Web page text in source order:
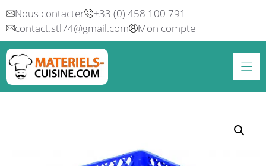
Aller
au
contenu
Nous contacter
+33 (0) 458 100 791
contact.stl74@gmail.com
Mon compte